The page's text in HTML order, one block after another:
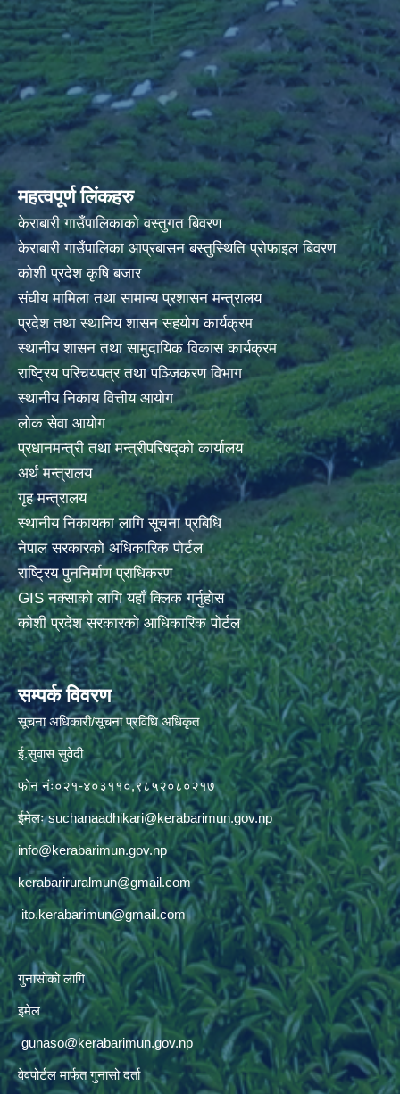
महत्वपूर्ण लिंकहरु
केराबारी गाउँपालिकाको वस्तुगत बिवरण
केराबारी गाउँपालिका आप्रबासन बस्तुस्थिति प्रोफाइल बिवरण
कोशी प्रदेश कृषि बजार
संघीय मामिला तथा सामान्य प्रशासन मन्त्रालय
प्रदेश तथा स्थानिय शासन सहयोग कार्यक्रम
स्थानीय शासन तथा सामुदायिक विकास कार्यक्रम
राष्ट्रिय परिचयपत्र तथा पञ्जिकरण विभाग
स्थानीय निकाय वित्तीय आयोग
लोक सेवा आयोग
प्रधानमन्त्री तथा मन्त्रीपरिषद्को कार्यालय
अर्थ मन्त्रालय
गृह मन्त्रालय
स्थानीय निकायका लागि सूचना प्रबिधि
नेपाल सरकारको अधिकारिक पोर्टल
राष्ट्रिय पुननिर्माण प्राधिकरण
GIS नक्साको लागि यहाँ क्लिक गर्नुहोस
कोशी प्रदेश सरकारको आधिकारिक पोर्टल
सम्पर्क विवरण
सूचना अधिकारी/सूचना प्रविधि अधिकृत
ई.सुवास सुवेदी
फोन नंः०२१-४०३११०,९८५२०८०२१७
ईमेलःsuchanaadhikari@kerabarimun.gov.np
info@kerabarimun.gov.np
kerabariruralmun@gmail.com
ito.kerabarimun@gmail.com
गुनासोको लागि
इमेल
gunaso@kerabarimun.gov.np
वेवपोर्टल मार्फत गुनासो दर्ता